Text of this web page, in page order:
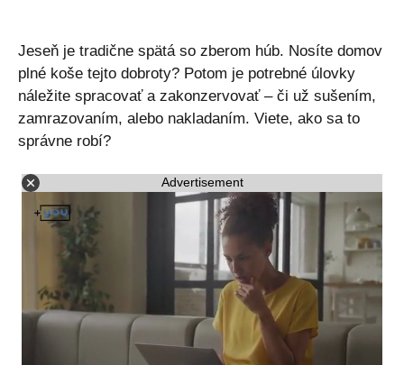
Jeseň je tradične spätá so zberom húb. Nosíte domov
plné koše tejto dobroty? Potom je potrebné úlovky
náležite spracovať a zakonzervovať – či už sušením,
zamrazovaním, alebo nakladaním. Viete, ako sa to
správne robí?
Advertisement